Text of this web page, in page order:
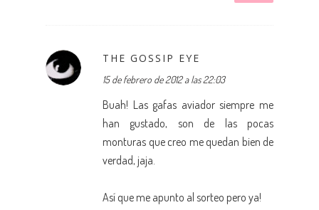
THE GOSSIP EYE
15 de febrero de 2012 a las 22:03
Buah! Las gafas aviador siempre me
han gustado, son de las pocas
monturas que creo me quedan bien de
verdad, jaja.
Así que me apunto al sorteo pero ya!